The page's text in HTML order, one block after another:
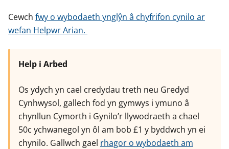
Cewch fwy o wybodaeth ynglŷn â chyfrifon cynilo ar
wefan Helpwr Arian.
Help i Arbed
Os ydych yn cael credydau treth neu Gredyd
Cynhwysol, gallech fod yn gymwys i ymuno â
chynllun Cymorth i Gynilo’r llywodraeth a chael
50c ychwanegol yn ôl am bob £1 y byddwch yn ei
chynilo. Gallwch gael rhagor o wybodaeth am